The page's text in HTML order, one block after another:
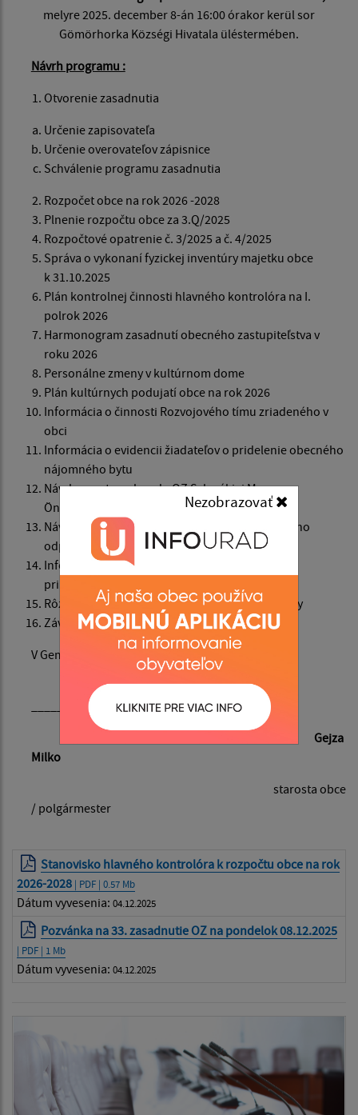
Nezobrazovať
melyre 2025. december 8-án 16:00 órakor kerül sor
Gömörhorka Községi Hivatala üléstermében.
Návrh programu :
Otvorenie zasadnutia
Určenie zapisovateľa
Určenie overovateľov zápisnice
Schválenie programu zasadnutia
Rozpočet obce na rok 2026 -2028
Plnenie rozpočtu obce za 3.Q/2025
Rozpočtové opatrenie č. 3/2025 a č. 4/2025
Správa o vykonaní fyzickej inventúry majetku obce
k 31.10.2025
Plán kontrolnej činnosti hlavného kontrolóra na I.
polrok 2026
Harmonogram zasadnutí obecného zastupiteľstva v
roku 2026
Personálne zmeny v kultúrnom dome
Plán kultúrnych podujatí obce na rok 2026
Informácia o činnosti Rozvojového tímu zriadeného v
obci
Informácia o evidencii žiadateľov o pridelenie obecného
nájomného bytu
Návrh na vstup obce do OZ Szlovákiai Magyar
Önkormányzati Társulás (SzMÖT)
Návrh na zmenu frekvencie odvozu komunálneho
odpadu
Informácia starostu obce o prebiehajúcich a
pripravovaných projektoch
Rôzne – slovo pre verejnosť, interpelácie, dopyty
Záver
V Gemerskej Hôrke, dňa 4. decembra 2025
_____________________
Gejza
Milko
starosta obce
/ polgármester
Stanovisko hlavného kontrolóra k rozpočtu obce na rok
2026-2028 | PDF | 0.57 Mb
Dátum vyvesenia: 04.12.2025
Pozvánka na 33. zasadnutie OZ na pondelok 08.12.2025
| PDF | 1 Mb
Dátum vyvesenia: 04.12.2025